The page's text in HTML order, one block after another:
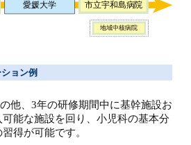
ョン例
他、3年の研修期間中に基幹施設お
能な施設を回り、小児科の基本分
得が可能です。